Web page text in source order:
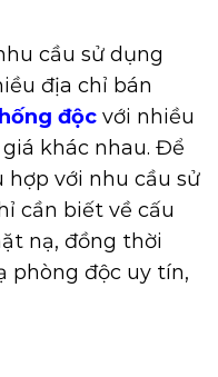
cầu sử dụng
địa chỉ bán
độc với nhiều
khác nhau. Để
với nhu cầu sử
cần biết về cấu
nạ, đồng thời
phòng độc uy tín,